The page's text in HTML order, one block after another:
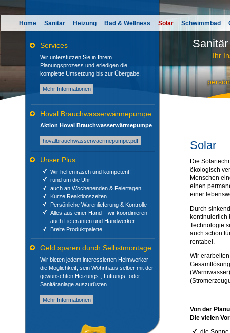
Home Sanitär Heizung Bad & Wellness Solar Schwimmbad
Ihr
Services
Wir unterstützen Sie in Ihrem
Planungsprozess und erledigen die
komplette Umsetzung bis zur Übergabe.
Mehr Informationen
Hoval Brauchwasserwärmepumpe
Aktion Hoval Brauchwasserwärmepumpe
hovalbrauchwasserwaermepumpe.pdf
Unser Plus
Wir helfen rasch und kompetent!
rund um die Uhr
auch an Wochenenden & Feiertagen
Kurze Reaktionszeiten
Persönliche Warenlieferung & Kontrolle
Alles aus einer Hand – wir koordinieren
auch Lieferanten und Handwerker
Breite Produktpalette
Geld sparen durch Selbstmontage
Wir bieten jedem interessierten Heimwerker
die Möglichkeit, sein Wohnhaus selber mit der
gewünschten Heizungs-, Lüftungs- oder
Sanitäranlage auszurüsten.
Mehr Informationen
Solar
Die
ökologisch
Menschen
einen
einer
Durch
kontinuierlich
Technologie
auch schon
rentabel.
Wir
Von der
Die vielen